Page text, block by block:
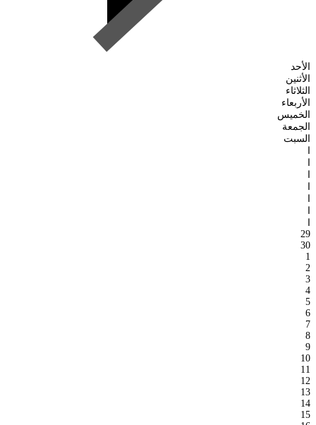
الأحد
الأثنين
الثلاثاء
الأربعاء
الخميس
الجمعة
السبت
29
30
1
2
3
4
5
6
7
8
9
10
11
12
13
14
15